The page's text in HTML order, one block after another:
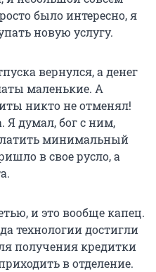
было интересно, я
новую услугу.
вернулся, а денег
маленькие. А
никто не отменял!
Я думал, бог с ним,
минимальный
в свое русло, а
и это вообще капец.
технологии достигли
получения кредитки
в отделение.